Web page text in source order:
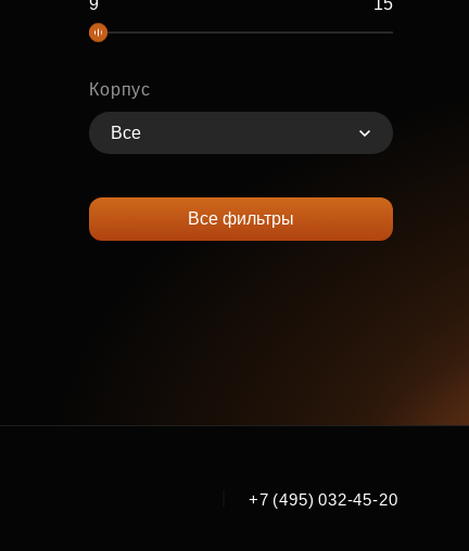
Корпус
Все
Все фильтры
+7 (495) 032-45-20